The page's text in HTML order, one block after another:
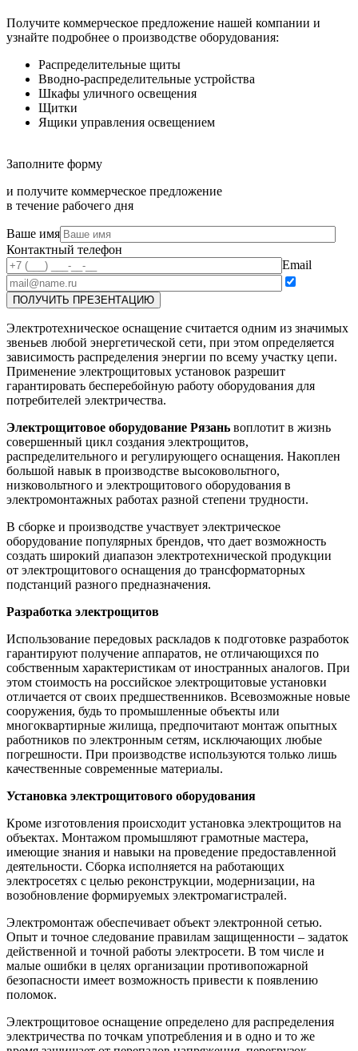
Получите коммерческое предложение нашей компании и
узнайте подробнее о производстве оборудования:
Распределительные щиты
Вводно-распределительные устройства
Шкафы уличного освещения
Щитки
Ящики управления освещением
Заполните форму
и получите коммерческое предложение
в течение рабочего дня
Ваше имя
Контактный телефон
Email
Электротехническое оснащение считается одним из значимых
звеньев любой энергетической сети, при этом определяется
зависимость распределения энергии по всему участку цепи.
Применение электрощитовых установок разрешит
гарантировать бесперебойную работу оборудования для
потребителей электричества.
Электрощитовое оборудование Рязань воплотит в жизнь
совершенный цикл создания электрощитов,
распределительного и регулирующего оснащения. Накоплен
большой навык в производстве высоковольтного,
низковольтного и электрощитового оборудования в
электромонтажных работах разной степени трудности.
В сборке и производстве участвует электрическое
оборудование популярных брендов, что дает возможность
создать широкий диапазон электротехнической продукции
от электрощитового оснащения до трансформаторных
подстанций разного предназначения.
Разработка электрощитов
Использование передовых раскладов к подготовке разработок
гарантируют получение аппаратов, не отличающихся по
собственным характеристикам от иностранных аналогов. При
этом стоимость на российское электрощитовые установки
отличается от своих предшественников. Всевозможные новые
сооружения, будь то промышленные объекты или
многоквартирные жилища, предпочитают монтаж опытных
работников по электронным сетям, исключающих любые
погрешности. При производстве используются только лишь
качественные современные материалы.
Установка электрощитового оборудования
Кроме изготовления происходит установка электрощитов на
объектах. Монтажом промышляют грамотные мастера,
имеющие знания и навыки на проведение предоставленной
деятельности. Сборка исполняется на работающих
электросетях с целью реконструкции, модернизации, на
возобновление формируемых электромагистралей.
Электромонтаж обеспечивает объект электронной сетью.
Опыт и точное следование правилам защищенности – задаток
действенной и точной работы электросети. В том числе и
малые ошибки в целях организации противопожарной
безопасности имеет возможность привести к появлению
поломок.
Электрощитовое оснащение определено для распределения
электричества по точкам употребления и в одно и то же